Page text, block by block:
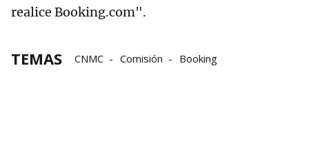
realice Booking.com".
TEMAS CNMC Comisión Booking